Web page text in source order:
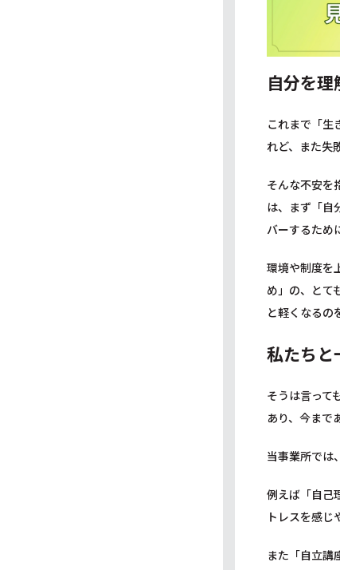
自分を
これまで「生
れど、また失
そんな不安を
は、まず「自
バーするため
環境や制度を
め」の、とて
と軽くなるの
私たちと
そうは言って
あり、今まで
当事業所では
例えば「自己
トレスを感じ
また「自立講